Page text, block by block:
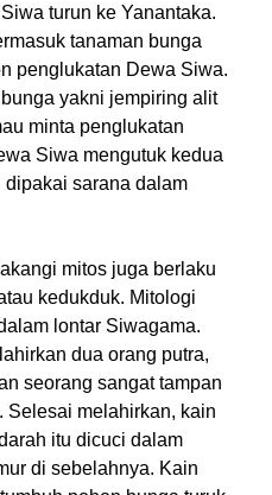
turun ke Yanantaka.
tanaman bunga
penglukatan Dewa Siwa.
yakni jempiring alit
minta penglukatan
Siwa mengutuk kedua
dipakai sarana dalam
mitos juga berlaku
kedukduk. Mitologi
lontar Siwagama.
dua orang putra,
seorang sangat tampan
Selesai melahirkan, kain
itu dicuci dalam
di sebelahnya. Kain